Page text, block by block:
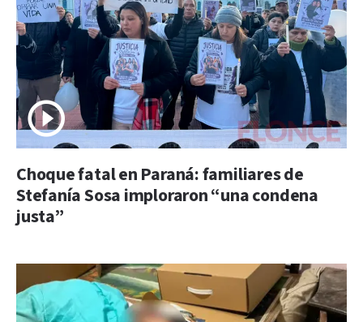
Choque fatal en Paraná: familiares de
Stefanía Sosa imploraron “una condena
justa”